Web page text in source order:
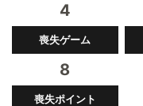
4
喪失ゲーム
8
喪失ポイント